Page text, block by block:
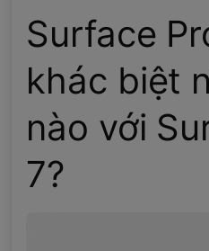
Surface
khác biệt
nào với
7?